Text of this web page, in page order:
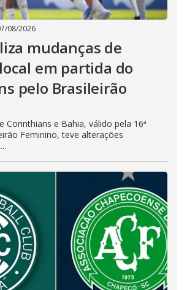
08/2026
mudanças de
em partida do
pelo Brasileirão
Corinthians e Bahia, válido pela 16ª
Feminino, teve alterações